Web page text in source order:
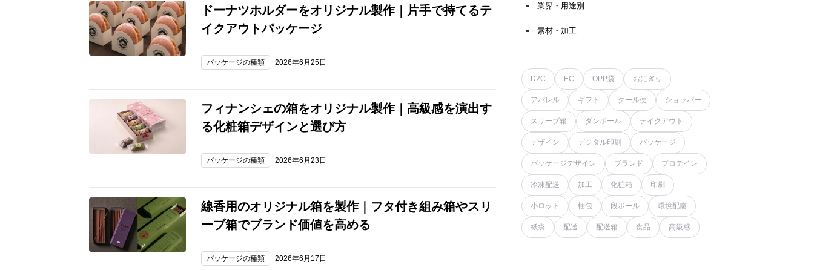
ドーナツホルダーをオリジナル製作｜片手で持てるテ
イクアウトパッケージ
パッケージの種類 2026年6月25日
フィナンシェの箱をオリジナル製作｜高級感を演出す
る化粧箱デザインと選び方
パッケージの種類 2026年6月23日
線香用のオリジナル箱を製作｜フタ付き組み箱やスリ
ーブ箱でブランド価値を高める
パッケージの種類 2026年6月17日
業界・用途別
素材・加工
D2C EC OPP袋 おにぎり
アパレル ギフト クール便 ショッパー
スリーブ箱 ダンボール テイクアウト
デザイン デジタル印刷 パッケージ
パッケージデザイン ブランド プロテイン
冷凍配送 加工 化粧箱 印刷
小ロット 梱包 段ボール 環境配慮
紙袋 配送 配送箱 食品 高級感